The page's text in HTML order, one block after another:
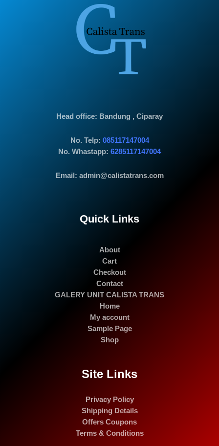
Head office: Bandung , Ciparay
No. Telp: 085117147004
No. Whastapp: 6285117147004
Email: admin@calistatrans.com
Quick Links
About
Cart
Checkout
Contact
GALERY UNIT CALISTA TRANS
Home
My account
Sample Page
Shop
Site Links
Privacy Policy
Shipping Details
Offers Coupons
Terms & Conditions